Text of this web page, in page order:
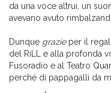
da una voce altrui, un
avevano avuto
Dunque grazieper il
del RiLL e alla profonda
Fusoradio e al Teatro
perché di pappagalli da